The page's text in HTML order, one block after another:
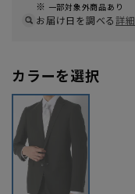
一部対象外商品あり
お届け日を調べる詳細
カラーを選択